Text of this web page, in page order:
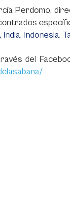
Perdomo,
Indonesia,
del